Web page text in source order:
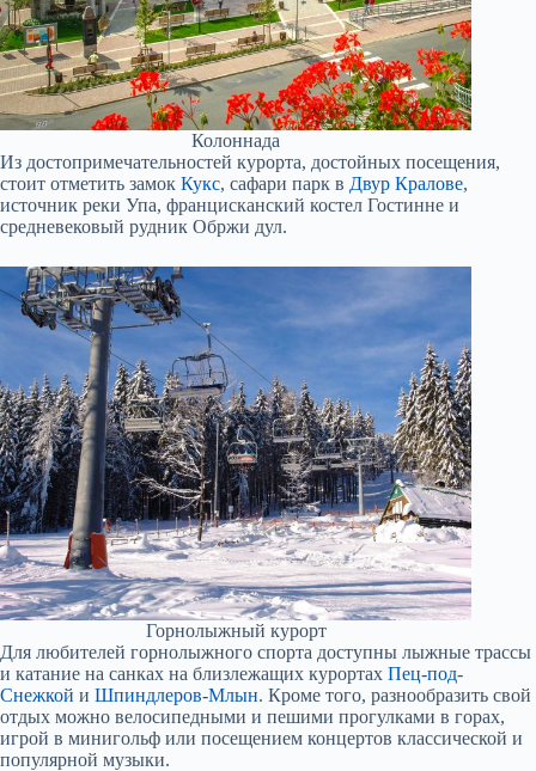
Колоннада
Из достопримечательностей курорта, достойных посещения,
стоит отметить замок Кукс, сафари парк в Двур Кралове,
источник реки Упа, францисканский костел Гостинне и
средневековый рудник Обржи дул.
Горнолыжный курорт
Для любителей горнолыжного спорта доступны лыжные трассы
и катание на санках на близлежащих курортах Пец-под-
Снежкой и Шпиндлеров-Млын. Кроме того, разнообразить свой
отдых можно велосипедными и пешими прогулками в горах,
игрой в минигольф или посещением концертов классической и
популярной музыки.